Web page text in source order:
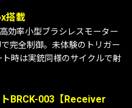
搭載
効率小型ブラシレスモーター
完全制御。未体験のトリガー
時は実銃同様のサイクルで射
BRCK-003【Receiver